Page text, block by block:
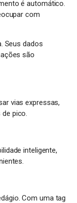
é automático.
com
Seus dados
são
vias expressas,
pico.
inteligente,
Com uma tag